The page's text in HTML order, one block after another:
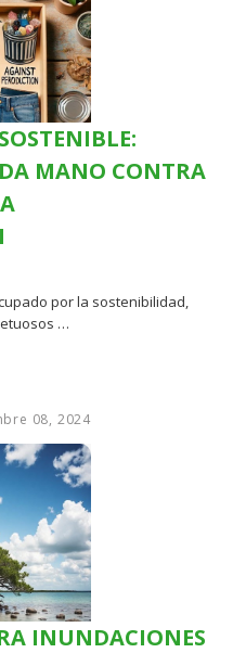
MANO CONTRA
por la sostenibilidad,
…
08, 2024
INUNDACIONES